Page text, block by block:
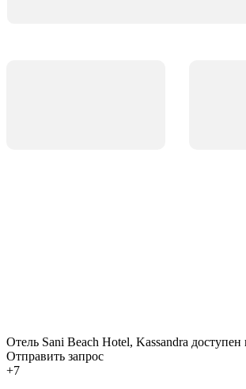
Отель Sani Beach Hotel, Kassandra доступен
Отправить запрос
+7